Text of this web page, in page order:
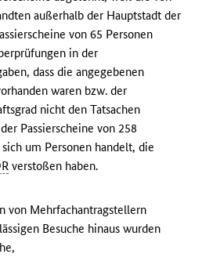
außerhalb der Hauptstadt der
von 65 Personen
in der
dass die angegebenen
waren bzw. der
nicht den Tatsachen
Passierscheine von 258
um Personen handelt, die
verstoßen haben.
von Mehrfachantragstellern
Besuche hinaus wurden